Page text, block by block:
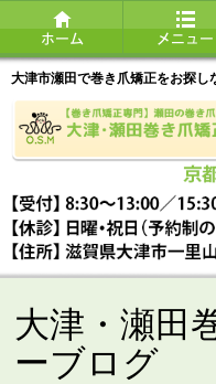
大津市瀬田で巻き爪矯正をお探し
大津・瀬田
ーブログ